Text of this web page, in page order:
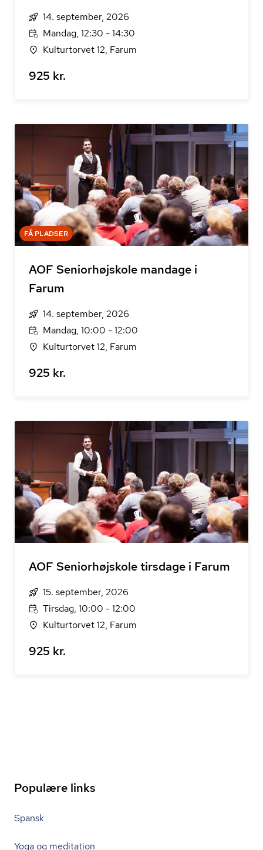
14. september, 2026
Mandag, 12:30 - 14:30
Kulturtorvet 12, Farum
925 kr.
FÅ PLADSER
AOF Seniorhøjskole mandage i
Farum
14. september, 2026
Mandag, 10:00 - 12:00
Kulturtorvet 12, Farum
925 kr.
AOF Seniorhøjskole tirsdage i Farum
15. september, 2026
Tirsdag, 10:00 - 12:00
Kulturtorvet 12, Farum
925 kr.
Populære links
Spansk
Yoga og meditation